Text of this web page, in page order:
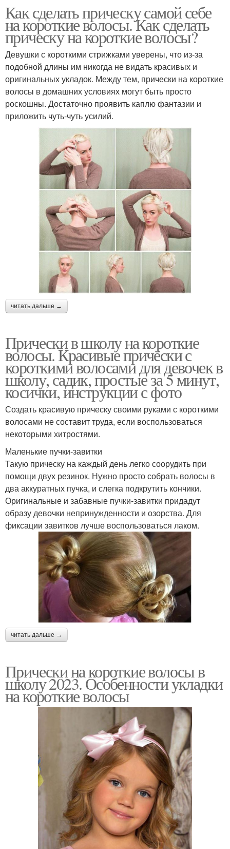
Как сделать прическу самой себе
на короткие волосы. Как сделать
прическу на короткие волосы?
Девушки с короткими стрижками уверены, что из-за
подобной длины им никогда не видать красивых и
оригинальных укладок. Между тем, прически на короткие
волосы в домашних условиях могут быть просто
роскошны. Достаточно проявить каплю фантазии и
приложить чуть-чуть усилий.
читать дальше →
Прически в школу на короткие
волосы. Красивые причёски с
короткими волосами для девочек в
школу, садик, простые за 5 минут,
косички, инструкции с фото
Создать красивую прическу своими руками с короткими
волосами не составит труда, если воспользоваться
некоторыми хитростями.
Маленькие пучки-завитки
Такую прическу на каждый день легко соорудить при
помощи двух резинок. Нужно просто собрать волосы в
два аккуратных пучка, и слегка подкрутить кончики.
Оригинальные и забавные пучки-завитки придадут
образу девочки непринужденности и озорства. Для
фиксации завитков лучше воспользоваться лаком.
читать дальше →
Прически на короткие волосы в
школу 2023. Особенности укладки
на короткие волосы